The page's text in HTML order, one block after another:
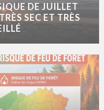
DE JUILLET
SEC ET TRÈS